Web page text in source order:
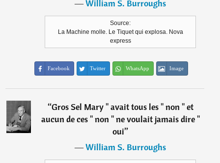
―William S. Burroughs
Source:
La Machine molle. Le Tiquet qui explosa. Nova
express
Facebook Twitter WhatsApp Image
“Gros Sel Mary " avait tous les " non " et
aucun de ces " non " ne voulait jamais dire "
oui”
―William S. Burroughs